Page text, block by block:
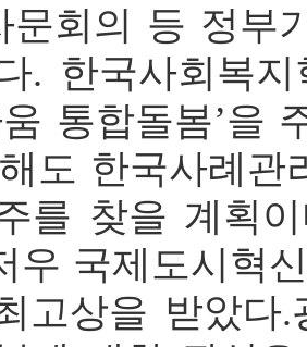
문회의 등 정부
. 한국사회복
통합돌봄’을
도 한국사례관
를 찾을 계획
우 국제도시혁
고상을 받았다